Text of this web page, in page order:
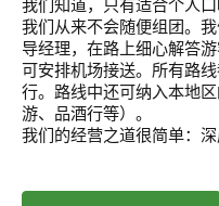
我们知道，只有适合个人
我们从来不会随便组团。
导经理，在路上细心解答
可安排机场接送。所有路
行。路线中还可纳入本地
游、品酒行等）。
我们的经营之道很简单：深